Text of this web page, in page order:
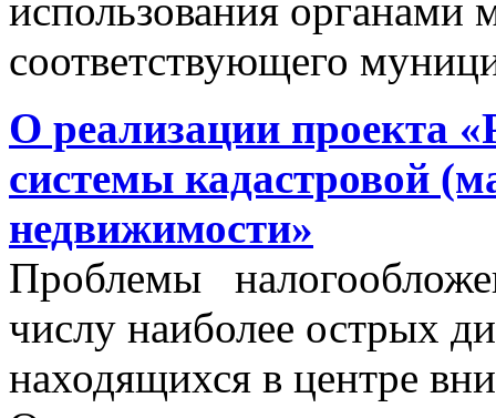
использования органами
соответствующего
О реализации проекта
системы кадастровой
недвижимости»
Проблемы
числу наиболее острых
находящихся в центре